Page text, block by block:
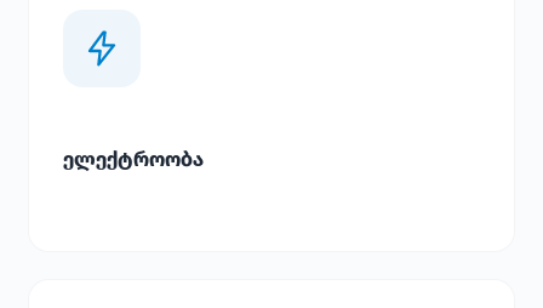
ელექტროობა